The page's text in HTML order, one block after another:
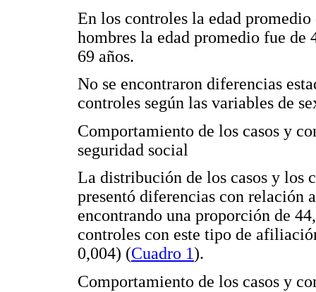
En los controles la edad
hombres la edad promedio fue de
69 años.
No se encontraron diferencias
controles según las variables de
Comportamiento de los casos y
seguridad social
La distribución de los casos y los
presentó diferencias con relación
encontrando una proporción de
controles con este tipo de
0,004) (Cuadro 1).
Comportamiento de los casos y